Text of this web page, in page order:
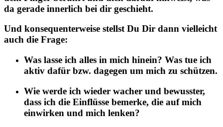
da gerade innerlich bei dir geschieht.
Und konsequenterweise stellst Du Dir dann vielleicht
auch die Frage:
Was lasse ich alles in mich hinein? Was tue ich
aktiv dafür bzw. dagegen um mich zu schützen.
Wie werde ich wieder wacher und bewusster,
dass ich die Einflüsse bemerke, die auf mich
einwirken und mich lenken?